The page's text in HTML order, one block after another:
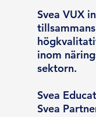
Svea VUX
inom
sektorn.
Svea
Svea